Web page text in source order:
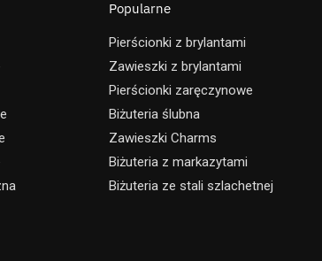
Popularne
Pierścionki z brylantami
Zawieszki z brylantami
Pierścionki zaręczynowe
Biżuteria ślubna
Zawieszki Charms
Biżuteria z markazytami
Biżuteria ze stali szlachetnej